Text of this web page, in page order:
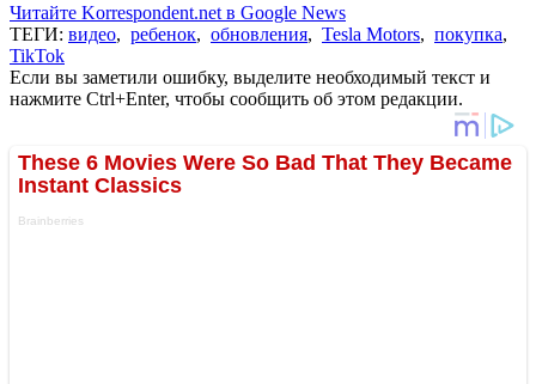
Читайте Korrespondent.net в Google News
ТЕГИ: видео, ребенок, обновления, Tesla Motors, покупка,
TikTok
Если вы заметили ошибку, выделите необходимый текст и
нажмите Ctrl+Enter, чтобы сообщить об этом редакции.